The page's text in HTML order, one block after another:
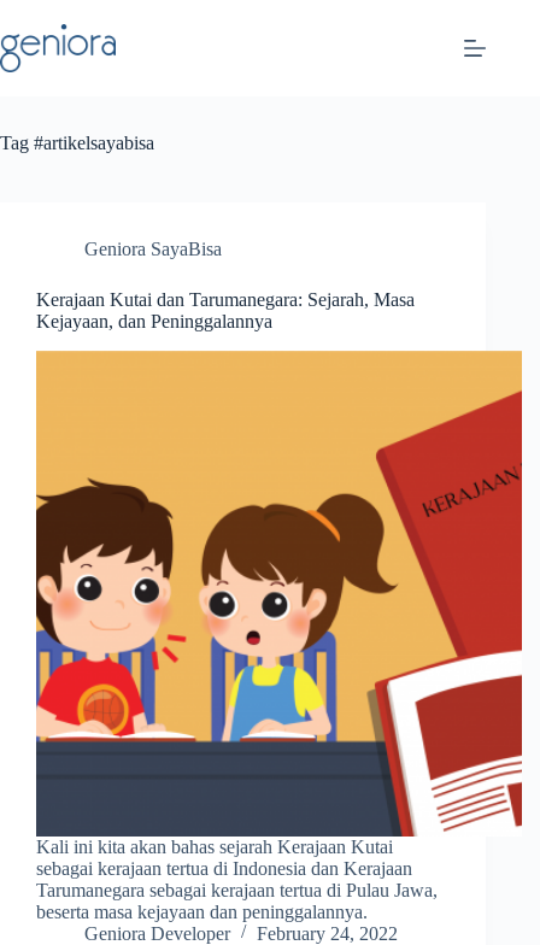
to
content
Tag #artikelsayabisa
Geniora SayaBisa
Kerajaan Kutai dan Tarumanegara: Sejarah, Masa
Kejayaan, dan Peninggalannya
Kali ini kita akan bahas sejarah Kerajaan Kutai
sebagai kerajaan tertua di Indonesia dan Kerajaan
Tarumanegara sebagai kerajaan tertua di Pulau Jawa,
beserta masa kejayaan dan peninggalannya.
Geniora Developer
February 24, 2022